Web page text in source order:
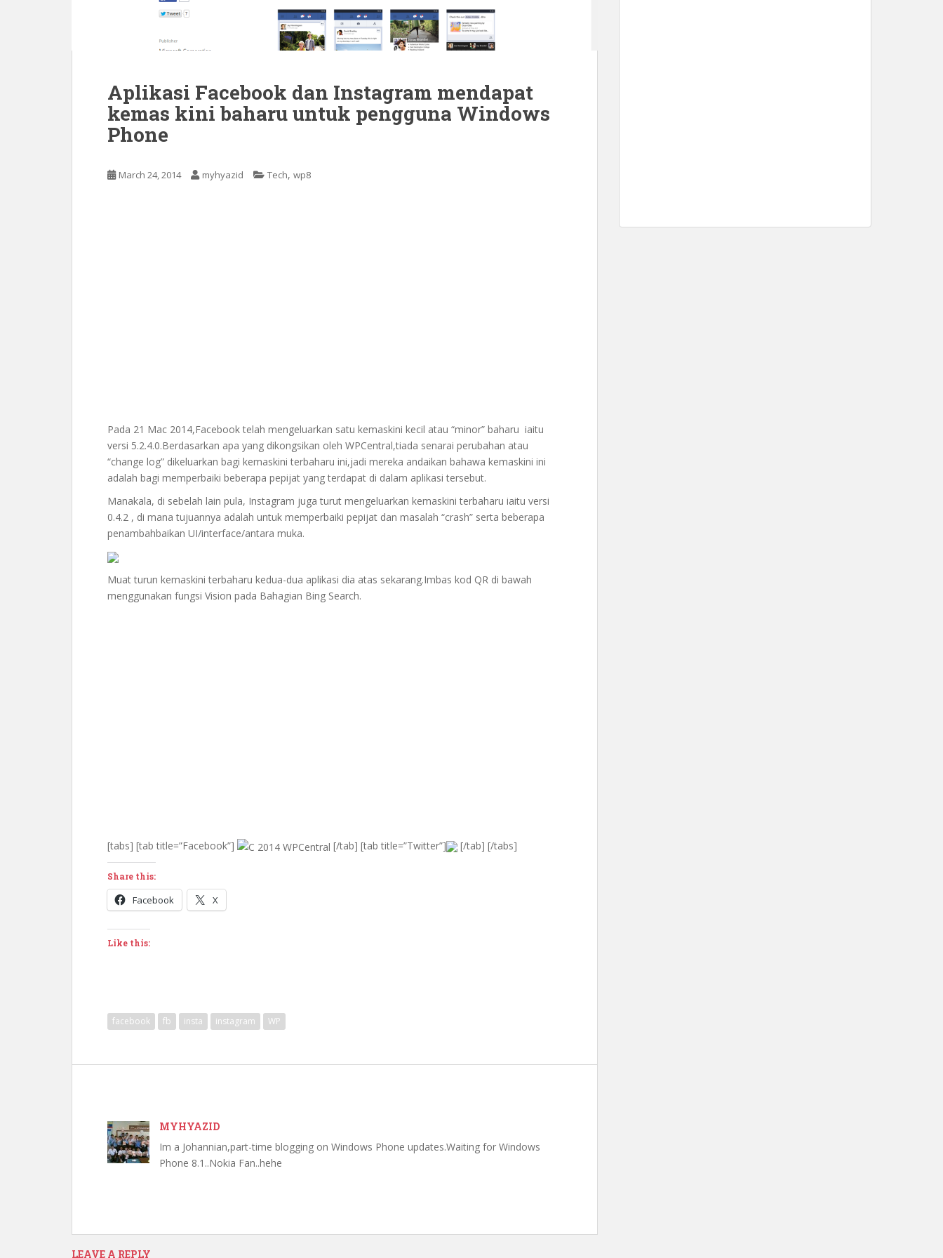
Aplikasi Facebook dan Instagram mendapat
kemas kini baharu untuk pengguna Windows
Phone
March 24, 2014 myhyazid Tech, wp8
Pada 21 Mac 2014,Facebook telah mengeluarkan satu kemaskini kecil atau “minor” baharu iaitu
versi 5.2.4.0.Berdasarkan apa yang dikongsikan oleh WPCentral,tiada senarai perubahan atau
“change log” dikeluarkan bagi kemaskini terbaharu ini,jadi mereka andaikan bahawa kemaskini ini
adalah bagi memperbaiki beberapa pepijat yang terdapat di dalam aplikasi tersebut.
Manakala, di sebelah lain pula, Instagram juga turut mengeluarkan kemaskini terbaharu iaitu versi
0.4.2 , di mana tujuannya adalah untuk memperbaiki pepijat dan masalah “crash” serta beberapa
penambahbaikan UI/interface/antara muka.
Muat turun kemaskini terbaharu kedua-dua aplikasi dia atas sekarang.Imbas kod QR di bawah
menggunakan fungsi Vision pada Bahagian Bing Search.
[tabs] [tab title=”Facebook”] [/tab] [tab title=”Twitter”] [/tab] [/tabs]
Share this:
Facebook X
Like this:
facebook fb insta instagram WP
MYHYAZID
Im a Johannian,part-time blogging on Windows Phone updates.Waiting for Windows
Phone 8.1..Nokia Fan..hehe
LEAVE A REPLY